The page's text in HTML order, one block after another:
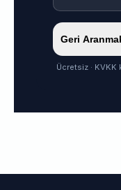
Geri
Ücretsiz ·